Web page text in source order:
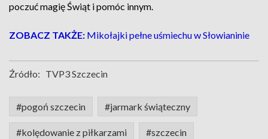
poczuć magię Świąt i pomóc innym.
ZOBACZ TAKŻE: Mikołajki pełne uśmiechu w Słowianinie
Źródło: TVP3 Szczecin
#pogoń szczecin #jarmark świąteczny
#kolędowanie z piłkarzami #szczecin